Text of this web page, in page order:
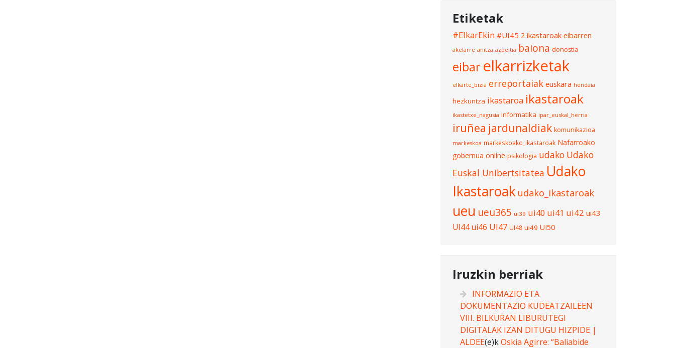
Etiketak
#ElkarEkin #UI45 2 ikastaroak eibarren
akelarre anitza azpeitia baiona donostia
eibar elkarrizketak
elkarte_bizia erreportaiak euskara hendaia
hezkuntza ikastaroa ikastaroak
ikastetxe_nagusia informatika ipar_euskal_herria
iruñea jardunaldiak komunikazioa
markeskoa markeskoako_ikastaroak Nafarroako
gobernua online psikologia udako Udako
Euskal Unibertsitatea Udako
Ikastaroak udako_ikastaroak
ueu ueu365 ui39 ui40 ui41 ui42 ui43
UI44ui46 UI47 UI48 ui49 UI50
Iruzkin berriak
INFORMAZIO ETA
DOKUMENTAZIO KUDEATZAILEEN
VIII. BILKURAN LIBURUTEGI
DIGITALAK IZAN DITUGU HIZPIDE |
ALDEE(e)kOskia Agirre: “Baliabide